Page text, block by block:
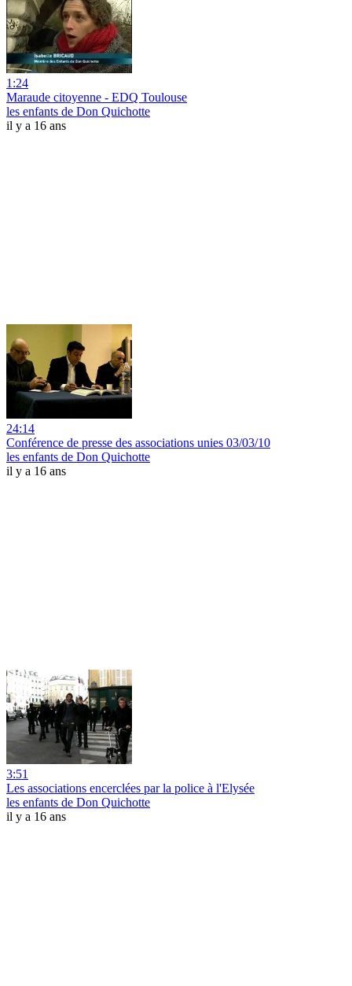
1:24
Maraude citoyenne - EDQ Toulouse
les enfants de Don Quichotte
il y a 16 ans
24:14
Conférence de presse des associations unies 03/03/10
les enfants de Don Quichotte
il y a 16 ans
3:51
Les associations encerclées par la police à l'Elysée
les enfants de Don Quichotte
il y a 16 ans